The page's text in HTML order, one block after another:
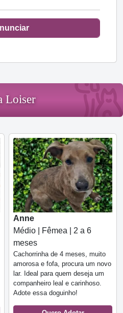
Loiser
Anne
Médio | Fêmea | 2 a 6
meses
Cachorrinha de 4 meses, muito
amorosa e fofa, procura um novo
lar. Ideal para quem deseja um
companheiro leal e carinhoso.
Adote essa doguinho!